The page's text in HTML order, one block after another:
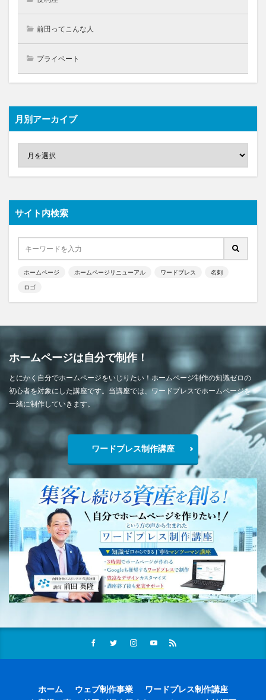
前田ってこんな人
プライベート
月別アーカイブ
サイト内検索
ホームページ ホームページリニューアル ワードプレス 名刺
ロゴ
ホームページは自分で制作！
とにかく自分でホームページをいじりたい！ホームページ制作の知識ゼロの
初心者を対象にした講座です。当講座では、ワードプレスでホームページを
一緒に制作していきます。
ワードプレス制作講座
ホーム ウェブ制作事業
ワードプレス制作講座